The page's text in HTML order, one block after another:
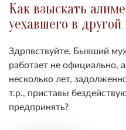
Как взыскать
уехавшего в другой
Здрпвствуйте. Бывший
работает не официально,
несколько лет,
т.р., приставы
предпринять?